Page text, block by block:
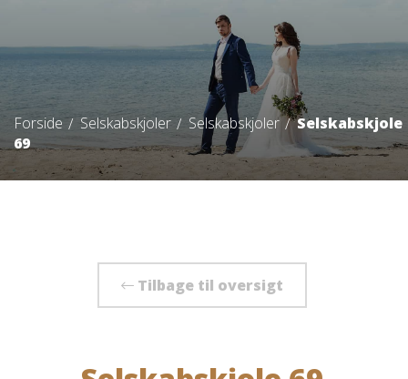
Forside Selskabskjoler Selskabskjoler
Selskabskjole
69
Tilbage til oversigt